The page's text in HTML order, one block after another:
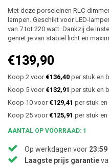
Met deze porseleinen RLC-
lampen. Geschikt voor LED-
van 7 tot 220 watt. Dankzij de
geniet je van stabiel licht en
€139,90
Koop 2 voor €136,40 per stuk en
Koop 5 voor €132,91 per stuk en
Koop 10 voor €129,41 per stuk
Koop 25 voor €125,91 per stuk
AANTAL OP VOORRAAD: 1
Op werkdagen voor 23:59
Laagste prijs garantie